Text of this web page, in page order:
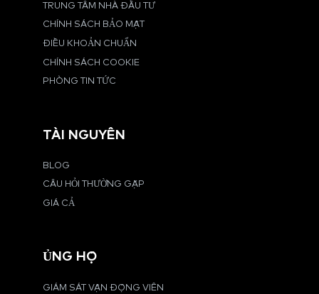
TRUNG TÂM NHÀ ĐẦU TƯ
CHÍNH SÁCH BẢO MẬT
ĐIỀU KHOẢN CHUẨN
CHÍNH SÁCH COOKIE
PHÒNG TIN TỨC
TÀI NGUYÊN
BLOG
CÂU HỎI THƯỜNG GẶP
GIÁ CẢ
ỦNG HỘ
GIÁM SÁT VẬN ĐỘNG VIÊN